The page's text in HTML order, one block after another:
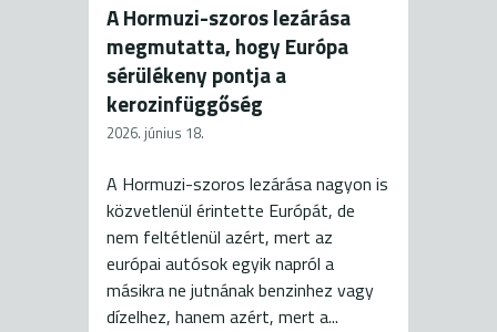
A Hormuzi-szoros lezárása
megmutatta, hogy Európa
sérülékeny pontja a
kerozinfüggőség
2026. június 18.
A Hormuzi-szoros lezárása nagyon is
közvetlenül érintette Európát, de
nem feltétlenül azért, mert az
európai autósok egyik napról a
másikra ne jutnának benzinhez vagy
dízelhez, hanem azért, mert a...